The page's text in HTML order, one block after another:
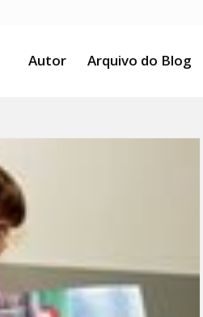
Autor Arquivo do Blog